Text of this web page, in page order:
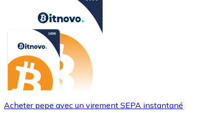
Acheter pepe avec un virement SEPA instantané